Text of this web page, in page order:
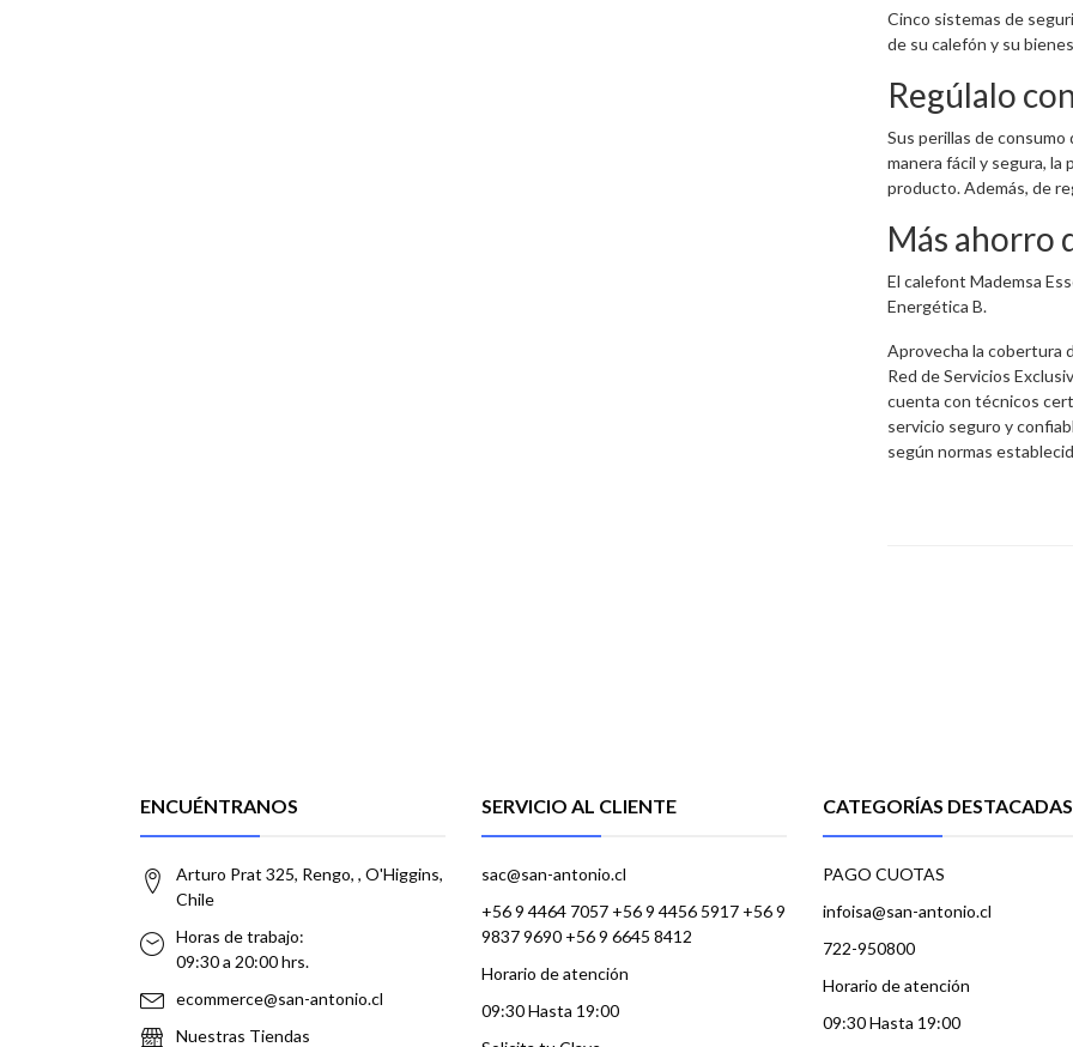
Cinco sistemas de
de su calefón y su
Regúlalo
Sus perillas de consumo
manera fácil y segura, la
producto. Además, de
Más ahorro
El calefont Mademsa
Energética B.
Aprovecha la cobertura
Red de Servicios
cuenta con técnicos
servicio seguro y
según normas
ENCUÉNTRANOS
Arturo Prat 325, Rengo, , O'Higgins,
Chile
Horas de trabajo:
09:30 a 20:00 hrs.
ecommerce@san-antonio.cl
Nuestras Tiendas
SERVICIO AL CLIENTE
sac@san-antonio.cl
+56 9 4464 7057 +56 9 4456 5917 +56 9
9837 9690 +56 9 6645 8412
Horario de atención
09:30 Hasta 19:00
CATEGORÍAS DESTACADAS
PAGO CUOTAS
infoisa@san-antonio.cl
722-950800
Horario de atención
09:30 Hasta 19:00